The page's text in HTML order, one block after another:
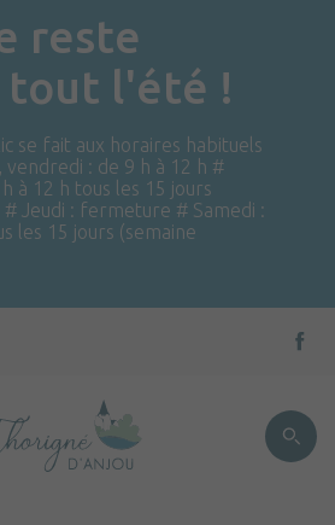
reste
tout l'été !
se fait aux horaires habituels
vendredi : de 9 h à 12 h #
à 12 h tous les 15 jours
# Jeudi : fermeture # Samedi :
les 15 jours (semaine